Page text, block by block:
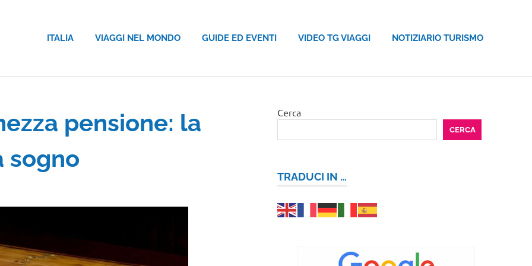
ITALIA VIAGGI NEL MONDO GUIDE ED EVENTI VIDEO TG VIAGGI NOTIZIARIO TURISMO
pensione: la
sogno
Cerca
CERCA
TRADUCI IN …